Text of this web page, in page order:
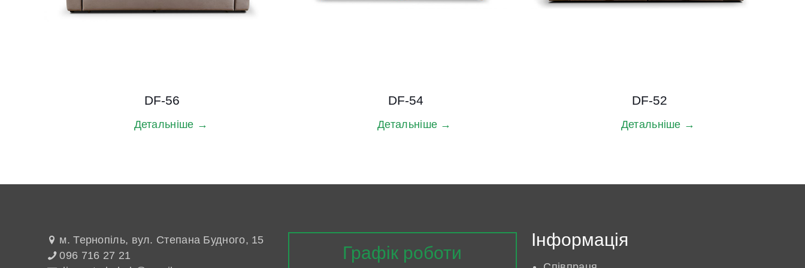
DF-56
Детальніше →
DF-54
Детальніше →
DF-52
Детальніше →
м. Тернопіль, вул. Степана Будного, 15
096 716 27 21
Графік роботи
Інформація